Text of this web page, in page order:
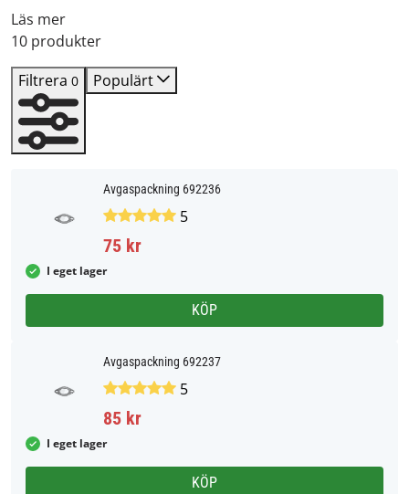
Läs mer
10 produkter
Filtrera 0 Populärt
Avgaspackning 692236
5
75 kr
I eget lager
KÖP
Avgaspackning 692237
5
85 kr
I eget lager
KÖP